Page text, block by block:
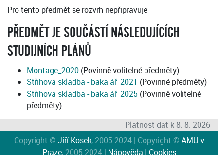
Pro tento předmět se rozvrh nepřipravuje
PŘEDMĚT JE SOUČÁSTÍ NÁSLEDUJÍCÍCH
STUDIJNÍCH PLÁNŮ
Montage_2020 (Povinně volitelné předměty)
Střihová skladba - bakalář_2021 (Povinné předměty)
Střihová skladba - bakalář_2025 (Povinně volitelné
předměty)
Platnost dat k 8. 8. 2026
Copyright © Jiří Kosek, 2005-2024 | Copyright © AMU v
Praze, 2005-2024 | Nápověda | Cookies